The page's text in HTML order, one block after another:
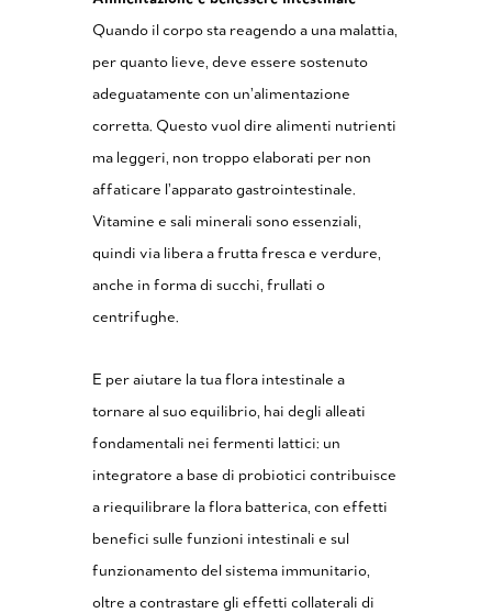
Quando il corpo sta reagendo a una malattia,
per quanto lieve, deve essere sostenuto
adeguatamente con un’alimentazione
corretta. Questo vuol dire alimenti nutrienti
ma leggeri, non troppo elaborati per non
affaticare l’apparato gastrointestinale.
Vitamine e sali minerali sono essenziali,
quindi via libera a frutta fresca e verdure,
anche in forma di succhi, frullati o
centrifughe.
E per aiutare la tua flora intestinale a
tornare al suo equilibrio, hai degli alleati
fondamentali nei fermenti lattici: un
integratore a base di probiotici contribuisce
a riequilibrare la flora batterica, con effetti
benefici sulle funzioni intestinali e sul
funzionamento del sistema immunitario,
oltre a contrastare gli effetti collaterali di